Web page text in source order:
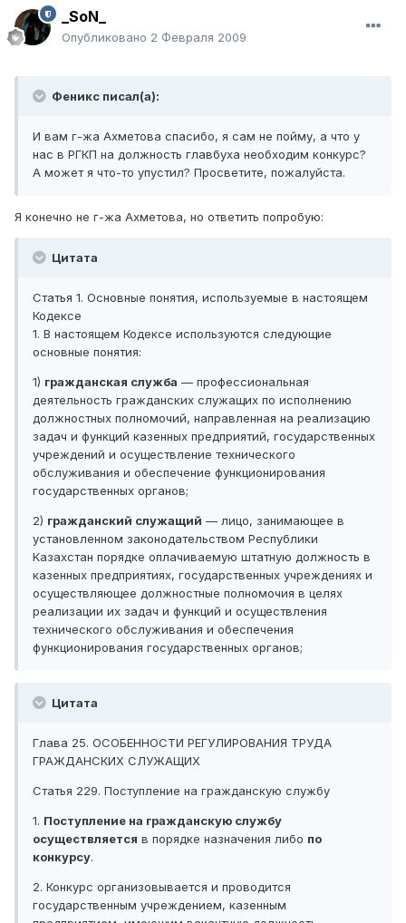
_SoN_
Опубликовано 2 Февраля 2009
Феникс писал(а):
И вам г-жа Ахметова спасибо, я сам не пойму, а что у
нас в РГКП на должность главбуха необходим конкурс?
А может я что-то упустил? Просветите, пожалуйста.
Я конечно не г-жа Ахметова, но ответить попробую:
Цитата
Статья 1. Основные понятия, используемые в настоящем
Кодексе
1. В настоящем Кодексе используются следующие
основные понятия:
1) гражданская служба — профессиональная
деятельность гражданских служащих по исполнению
должностных полномочий, направленная на реализацию
задач и функций казенных предприятий, государственных
учреждений и осуществление технического
обслуживания и обеспечение функционирования
государственных органов;
2) гражданский служащий — лицо, занимающее в
установленном законодательством Республики
Казахстан порядке оплачиваемую штатную должность в
казенных предприятиях, государственных учреждениях и
осуществляющее должностные полномочия в целях
реализации их задач и функций и осуществления
технического обслуживания и обеспечения
функционирования государственных органов;
Цитата
Глава 25. ОСОБЕННОСТИ РЕГУЛИРОВАНИЯ ТРУДА
ГРАЖДАНСКИХ СЛУЖАЩИХ
Статья 229. Поступление на гражданскую службу
1. Поступление на гражданскую службу
осуществляется в порядке назначения либо по
конкурсу.
2. Конкурс организовывается и проводится
государственным учреждением, казенным